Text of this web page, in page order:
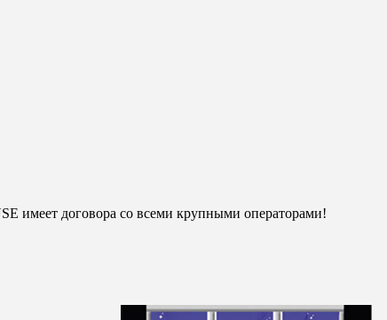
имеет договора со всеми крупными операторами!